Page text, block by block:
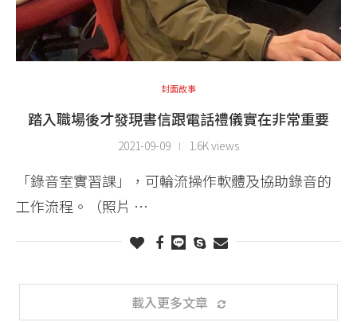
封面故事
踏入職場後才發現書信跟電話禮儀實在非常重要
2021-09-09 1.6K views
「錄音室實習課」，可輪流操作軟體及協助錄音的
工作流程。（照片 …
載入更多文章